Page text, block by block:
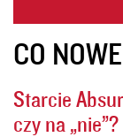
CO
Starcie
czy na „nie”?